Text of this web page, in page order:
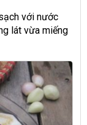
với nước
lát vừa miếng